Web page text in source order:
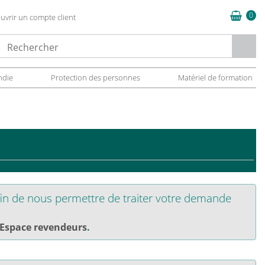
un compte client 0
Protection des personnes Matériel de formation
de nous permettre de traiter votre demande
Espace revendeurs.